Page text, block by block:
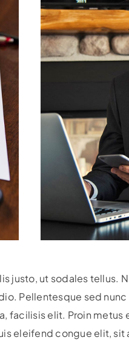
justo, ut sodales tellus.
Pellentesque sed
facilisis elit. Proin
eleifend congue elit, sit